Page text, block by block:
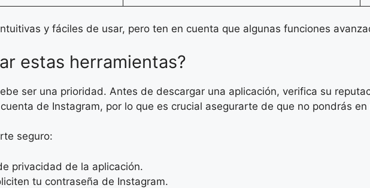
y fáciles de usar, pero ten en cuenta que algunas funciones
estas herramientas?
ser una prioridad. Antes de descargar una aplicación, verifica su
de Instagram, por lo que es crucial asegurarte de que no pondrás
seguro:
privacidad de la aplicación.
tu contraseña de Instagram.